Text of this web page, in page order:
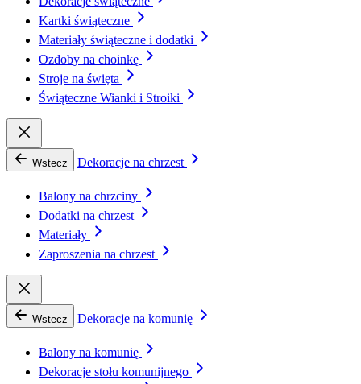
Kartki świąteczne
Materiały świąteczne i dodatki
Ozdoby na choinkę
Stroje na święta
Świąteczne Wianki i Stroiki
Wstecz Dekoracje na chrzest
Balony na chrzciny
Dodatki na chrzest
Materiały
Zaproszenia na chrzest
Wstecz Dekoracje na komunię
Balony na komunię
Dekoracje stołu komunijnego